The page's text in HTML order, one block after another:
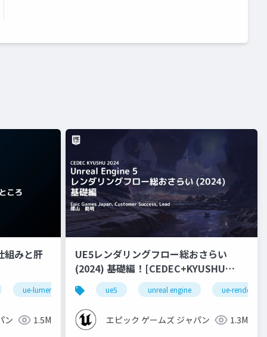
みと肝
ue-lumen
ン 1.5M
UE5レンダリングフロー総おさらい
(2024) 基礎編！[CEDEC+KYUSHU
2024] ue5 unreal engine ue-rendering
エピック ゲームズ ジャパン 1.3M